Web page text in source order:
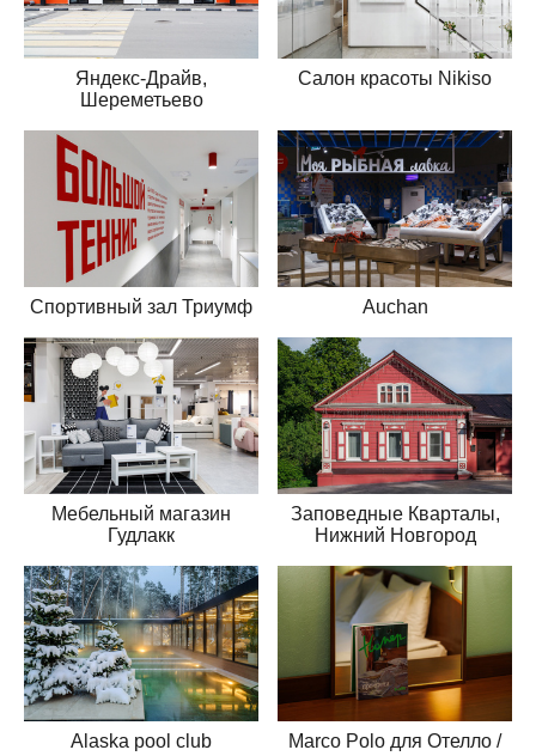
Яндекс-Драйв,
Шереметьево
Салон красоты Nikiso
Спортивный зал Триумф Auchan
Мебельный магазин
Гудлакк
Заповедные Кварталы,
Нижний Новгород
Alaska pool club
Marco Polo для Отелло /